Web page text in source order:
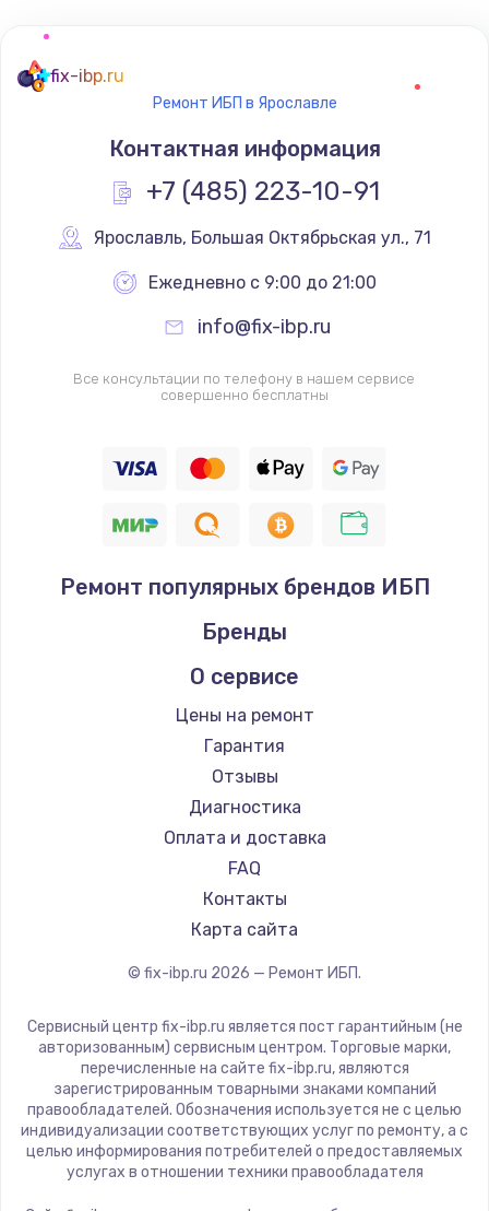
от 1095 руб.
Заказать
Замена южного моста
от 2750 руб.
Заказать
Ремонт петель крышки
Заказать
от 1090 руб.
Заказать
от 1245 руб.
Заказать
Замена вебкамеры
от 1495 руб.
Заказать
Замена жесткого диска
от 745 руб.
Заказать
Замена оперативной памяти
Замена термопасты
от 1060 руб.
Заказать
Замена видеокарты
fix-ibp.ru
Ремонт ИБП в Ярославле
Контактная информация
+7 (485) 223-10-91
Ярославль, Большая Октябрьская ул., 71
Ежедневно с 9:00 до 21:00
info@fix-ibp.ru
Все консультации по телефону в нашем сервисе
совершенно бесплатны
Ремонт популярных брендов ИБП
Бренды
О сервисе
Цены на ремонт
Гарантия
Отзывы
Диагностика
Оплата и доставка
FAQ
Контакты
Карта сайта
© fix-ibp.ru 2026 — Ремонт ИБП.
Сервисный центр fix-ibp.ru является пост гарантийным (не
авторизованным) сервисным центром. Торговые марки,
перечисленные на сайте fix-ibp.ru, являются
зарегистрированным товарными знаками компаний
правообладателей. Обозначения используется не с целью
индивидуализации соответствующих услуг по ремонту, а с
целью информирования потребителей о предоставляемых
услугах в отношении техники правообладателя